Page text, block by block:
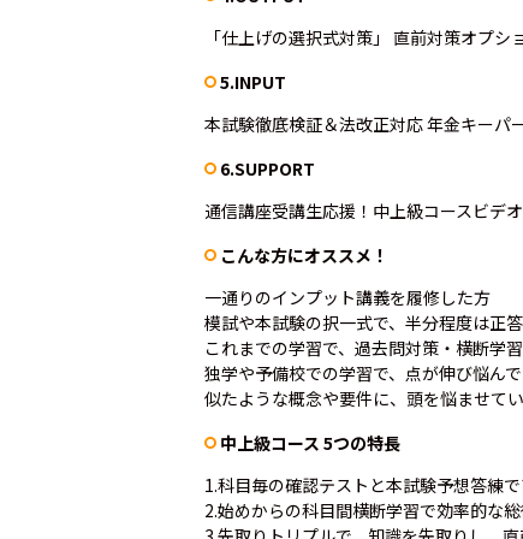
「仕上げの選択式対策」 直前対策オプシ
5.INPUT
本試験徹底検証＆法改正対応 年金キーパ
6.SUPPORT
通信講座受講生応援！中上級コースビデ
こんな方にオススメ！
一通りのインプット講義を履修した方
模試や本試験の択一式で、半分程度は正
これまでの学習で、過去問対策・横断学
独学や予備校での学習で、点が伸び悩ん
似たような概念や要件に、頭を悩ませて
中上級コース 5つの特長
1.科目毎の確認テストと本試験予想答練
2.始めからの科目間横断学習で効率的な